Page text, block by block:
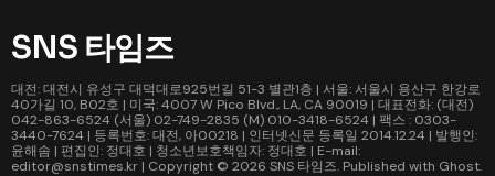
SNS 타임즈
대전: 대전시 유성구 대덕대로925번길 51-3 별관1층 | 서울: 서울시 용산구 한강로
40가길 10, B02호 | 미국: 4007 W Pico Blvd., LA, CA 90019 | 대표전화: (대전)
042-863-6524 (서울) 02-749-2835 (M) 010-3418-6524 | 팩스 : 0303-
3440-7624 | 등록번호: 대전, 아00218 | 인터넷신문 등록일 2014.12.24 | 발행인:
윤해솜 | 편집인: 정대호 | 청소년보호책임자: 정대호 | E-mail:
editor@snstimes.kr | Copyright © 2026 SNS 타임즈. Published with Ghost.